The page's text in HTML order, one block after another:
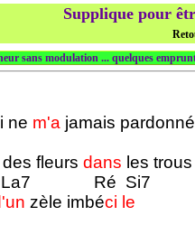
Supplique pour
sans modulation ... quelques
ne m'a jamais pardonné
fleurs dans les
Ré Si7
zèle imbéci le